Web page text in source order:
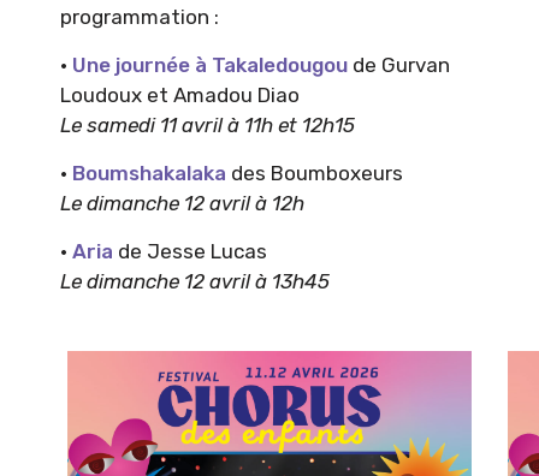
programmation :
· Une journée à Takaledougou de Gurvan
Loudoux et Amadou Diao
Le samedi 11 avril à 11h et 12h15
· Boumshakalaka des Boumboxeurs
Le dimanche 12 avril à 12h
·Aria de Jesse Lucas
Le dimanche 12 avril à 13h45